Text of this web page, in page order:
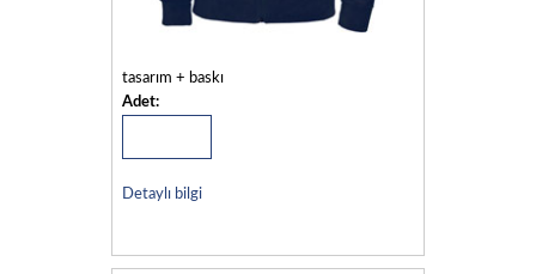
tasarım + baskı
Adet:
Detaylı bilgi